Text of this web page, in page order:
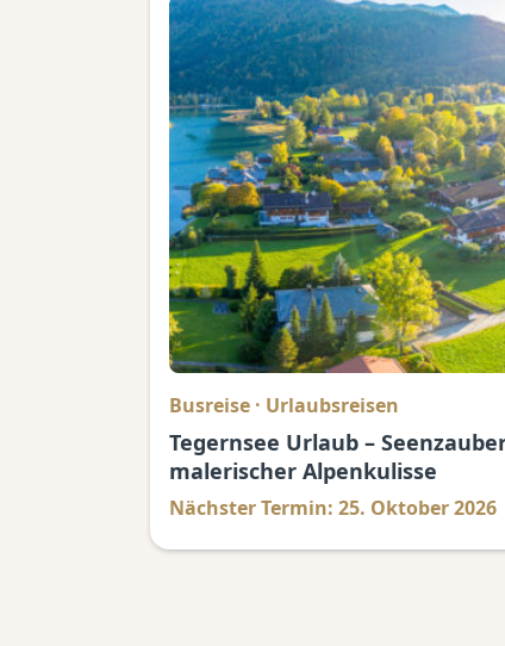
Busreise · Urlaubsreisen
Tegernsee Urlaub –
malerischer Alpenkulisse
Nächster Termin: 25. Oktober 2026